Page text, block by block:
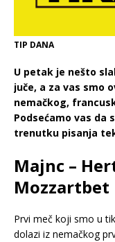
TIP DANA
U petak je nešto
juče, a za vas smo
nemačkog,
Podsećamo vas da
trenutku pisanja
Majnc –
Mozzartbet
Prvi meč koji smo u
dolazi iz nemačkog